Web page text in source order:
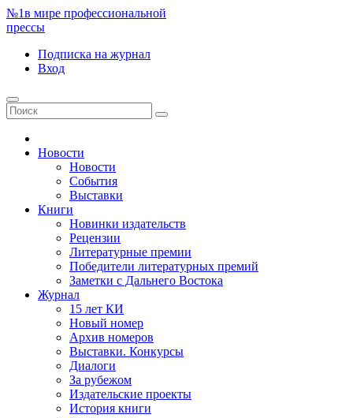
№1в мире профессиональной
прессы
Подписка на журнал
Вход
Новости
Новости
События
Выставки
Книги
Новинки издательств
Рецензии
Литературные премии
Победители литературных премий
Заметки с Дальнего Востока
Журнал
15 лет КИ
Новый номер
Архив номеров
Выставки. Конкурсы
Диалоги
За рубежом
Издательские проекты
История книги